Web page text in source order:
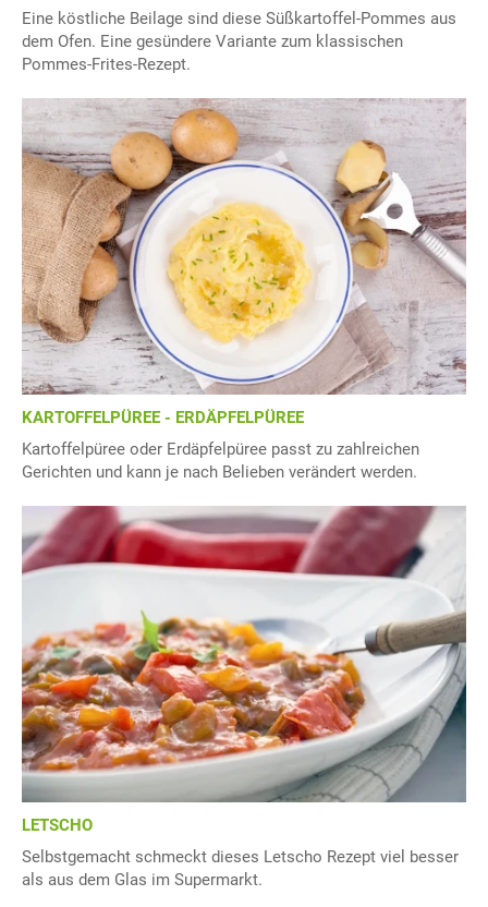
Eine köstliche Beilage sind diese Süßkartoffel-Pommes aus
dem Ofen. Eine gesündere Variante zum klassischen
Pommes-Frites-Rezept.
KARTOFFELPÜREE - ERDÄPFELPÜREE
Kartoffelpüree oder Erdäpfelpüree passt zu zahlreichen
Gerichten und kann je nach Belieben verändert werden.
LETSCHO
Selbstgemacht schmeckt dieses Letscho Rezept viel besser
als aus dem Glas im Supermarkt.